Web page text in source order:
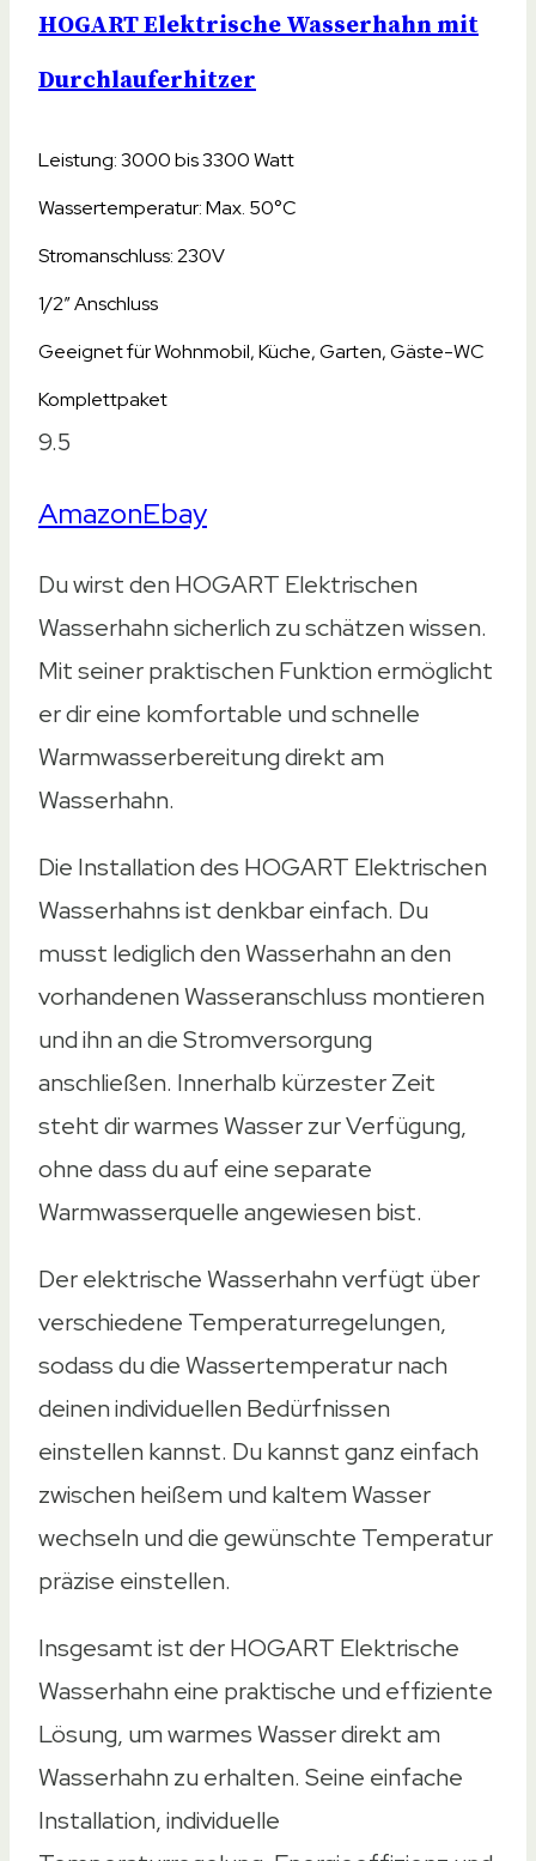
LED-Anzeige
LED-Anzeige
Flexibler Auslauf
Flexibler Auslauf
Nein
Nein
Sicherheit
Thermosicherung
Thermosicherung
–
–
Summer bei 60°C
Schutz
Schutz
IPX4
IPX4
IPX4
IPX4
Maximaldruck
Maximaldruck
6 Bar
6 Bar
6 Bar
6 Bar
6 Bar
Stromverbindung
Stromverbindung
230V
220V
AmazonEbay
AmazonEbay
Amazon
Amazon Ebay
HOGART Elektrische Wasserhahn mit
Durchlauferhitzer
Leistung: 3000 bis 3300 Watt
Wassertemperatur: Max. 50°C
Stromanschluss: 230V
1/2″ Anschluss
Geeignet für Wohnmobil, Küche, Garten, Gäste-WC
Komplettpaket
9.5
AmazonEbay
Du wirst den HOGART Elektrischen
Wasserhahn sicherlich zu schätzen wissen.
Mit seiner praktischen Funktion ermöglicht
er dir eine komfortable und schnelle
Warmwasserbereitung direkt am
Wasserhahn.
Die Installation des HOGART Elektrischen
Wasserhahns ist denkbar einfach. Du
musst lediglich den Wasserhahn an den
vorhandenen Wasseranschluss montieren
und ihn an die Stromversorgung
anschließen. Innerhalb kürzester Zeit
steht dir warmes Wasser zur Verfügung,
ohne dass du auf eine separate
Warmwasserquelle angewiesen bist.
Der elektrische Wasserhahn verfügt über
verschiedene Temperaturregelungen,
sodass du die Wassertemperatur nach
deinen individuellen Bedürfnissen
einstellen kannst. Du kannst ganz einfach
zwischen heißem und kaltem Wasser
wechseln und die gewünschte Temperatur
präzise einstellen.
Insgesamt ist der HOGART Elektrische
Wasserhahn eine praktische und effiziente
Lösung, um warmes Wasser direkt am
Wasserhahn zu erhalten. Seine einfache
Installation, individuelle